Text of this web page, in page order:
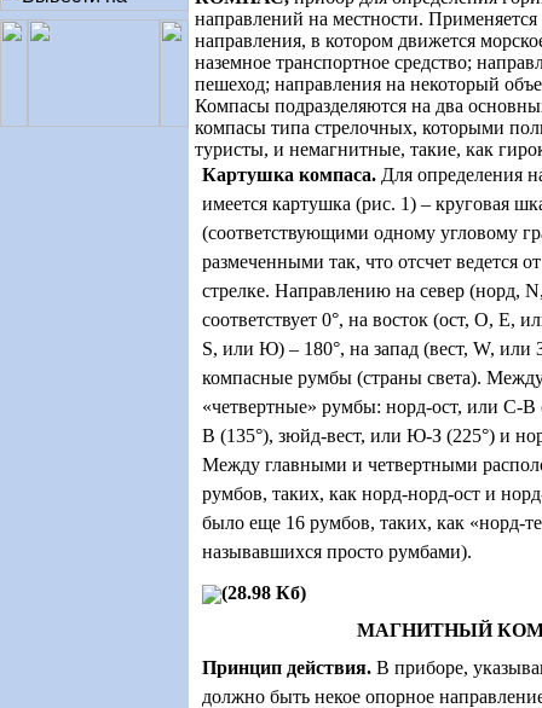
направлений на местности. Применяется
направления, в котором движется
наземное транспортное средство;
пешеход; направления на некоторый
Компасы подразделяются на два
компасы типа стрелочных, которыми
туристы, и немагнитные, такие, как
Картушка компаса. Для определения
имеется картушка (рис. 1) – круговая
(соответствующими одному угловому
размеченными так, что отсчет ведется
стрелке. Направлению на север (норд,
соответствует 0°, на восток (ост, O, E,
S, или Ю) – 180°, на запад (вест, W, или
компасные румбы (страны света).
«четвертные» румбы: норд-ост, или С-В
В (135°), зюйд-вест, или Ю-З (225°) и
Между главными и четвертными
румбов, таких, как норд-норд-ост и
было еще 16 румбов, таких, как «норд-
называвшихся просто румбами).
(28.98 Кб)
МАГНИТНЫЙ
Принцип действия. В приборе,
должно быть некое опорное